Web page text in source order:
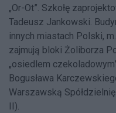
„Or-Ot”. Szkołę
Tadeusz Jankowski.
innych miastach Polski,
zajmują bloki Żoliborza
„osiedlem
Bogusława
Warszawską
II).